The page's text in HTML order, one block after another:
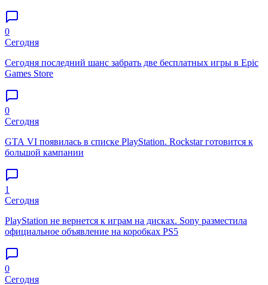
0
Сегодня
Сегодня последний шанс забрать две бесплатных игры в Epic
Games Store
0
Сегодня
GTA VI появилась в списке PlayStation. Rockstar готовится к
большой кампании
1
Сегодня
PlayStation не вернется к играм на дисках. Sony разместила
официальное объявление на коробках PS5
0
Сегодня